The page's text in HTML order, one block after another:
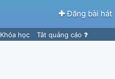
Đăng bài hát
Khóa học Tắt quảng cáo